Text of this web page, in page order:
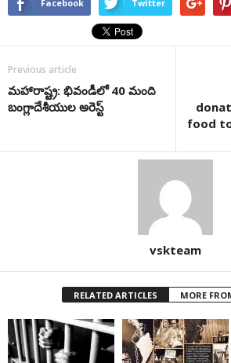
Facebook Twitter
Previous article
మ‌హారాష్ట్ర‌: భివండీలో 40 మంది
బంగ్లాదేశీయుల అరెస్ట్
food
vskteam
RELATED ARTICLES MORE